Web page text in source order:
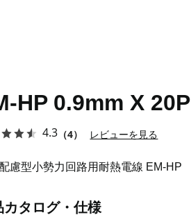
HP 0.9mm X 20P
4.3 （4） レビューを見る
慮型小勢力回路用耐熱電線 EM-HP
カタログ・仕様